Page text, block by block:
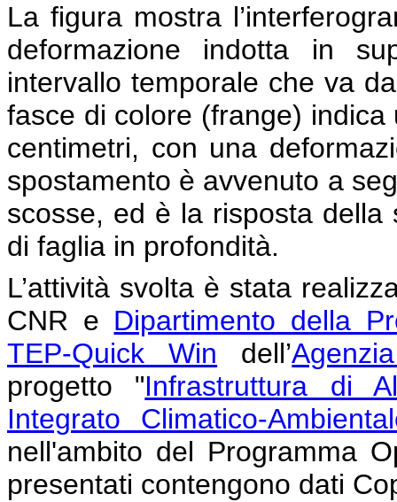
La figura mostra
deformazione indotta in
intervallo temporale che va
fasce di colore (frange)
centimetri, con una
spostamento è avvenuto a
scosse, ed è la risposta della
di faglia in profondità.
L’attività svolta è stata
CNR e Dipartimento della
TEP-Quick Win dell’
progetto "Infrastruttura di
Integrato Climatico-
nell'ambito del Programma
presentati contengono dati